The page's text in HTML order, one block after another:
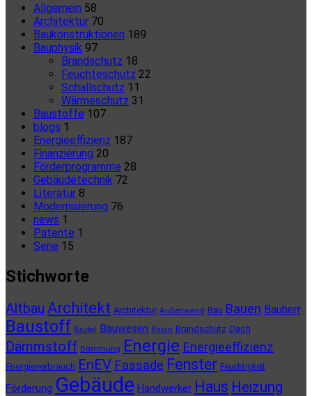
Allgemein 58
Architektur 70
Baukonstruktionen 189
Bauphysik 97
Brandschutz 18
Feuchteschutz 22
Schallschutz 11
Wärmeschutz 31
Baustoffe 107
blogs 1
Energieeffizienz 187
Finanzierung 20
Förderprogramme 28
Gebäudetechnik 72
Literatur 8
Modernisierung 76
news 1
Patente 1
Serie 15
Stichworte
Altbau Architekt Architektur Außenwand Bau Bauen Bauherr
Baustoff Bauteil Bauwesen Beton Brandschutz Dach
Dämmstoff Dämmung Energie Energieeffizienz
Energieverbrauch EnEV Fassade Fenster Feuchtigkeit
Förderung Gebäude Handwerker Haus Heizung